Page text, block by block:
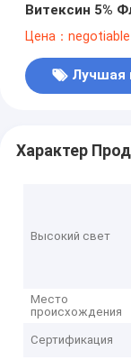
Витексин 5%
голубого терна
Цена：negotiable
Лучшая
Характер
Высокий свет
Место
происхождения
Сертификация